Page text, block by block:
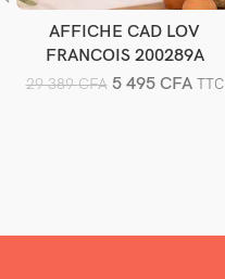
Ajouter au panier
AFFICHE CAD LOV
FRANCOIS 200289A
29 389CFA 5 495 CFA TTC